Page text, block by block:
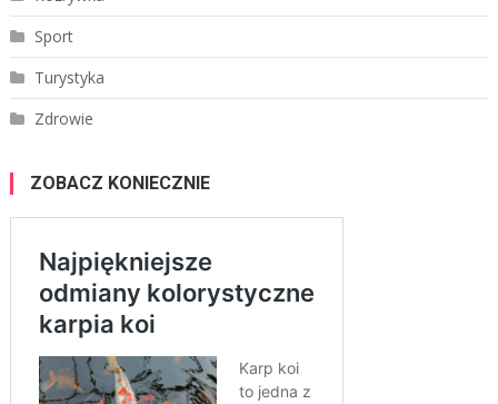
Sport
Turystyka
Zdrowie
ZOBACZ KONIECZNIE